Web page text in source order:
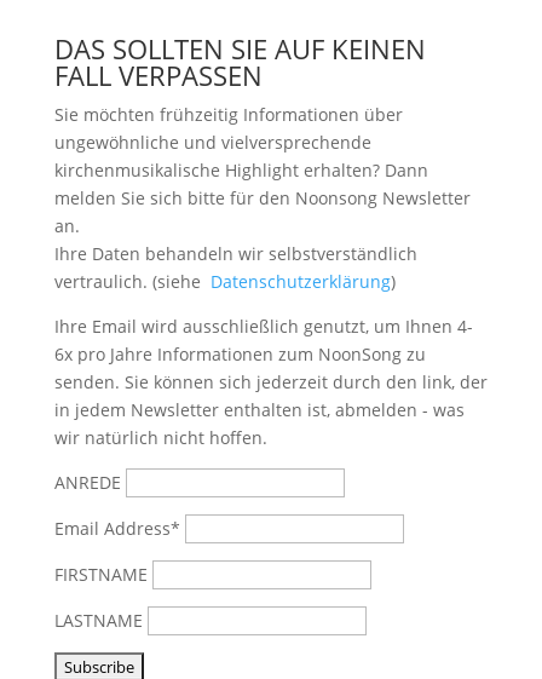
DAS SOLLTEN SIE AUF KEINEN
FALL VERPASSEN
Sie möchten frühzeitig Informationen über
ungewöhnliche und vielversprechende
kirchenmusikalische Highlight erhalten? Dann
melden Sie sich bitte für den Noonsong Newsletter
an.
Ihre Daten behandeln wir selbstverständlich
vertraulich. (siehe Datenschutzerklärung)
Ihre Email wird ausschließlich genutzt, um Ihnen 4-
6x pro Jahre Informationen zum NoonSong zu
senden. Sie können sich jederzeit durch den link, der
in jedem Newsletter enthalten ist, abmelden - was
wir natürlich nicht hoffen.
ANREDE
Email Address*
FIRSTNAME
LASTNAME